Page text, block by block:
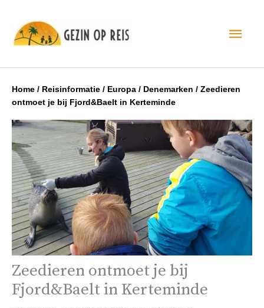
Home / Reisinformatie / Europa / Denemarken / Zeedieren
ontmoet je bij Fjord&Baelt in Kerteminde
Zeedieren ontmoet je bij
Fjord&Baelt in Kerteminde